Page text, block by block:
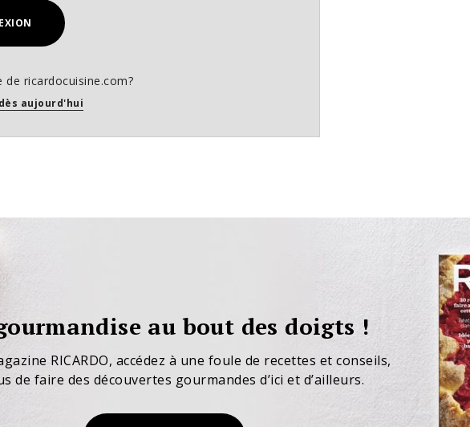
de ricardocuisine.com?
aujourd'hui
au bout des doigts !
RICARDO, accédez à une foule de recettes et conseils,
de faire des découvertes gourmandes d’ici et d’ailleurs.